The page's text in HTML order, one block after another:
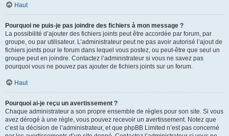
Haut
Pourquoi ne puis-je pas joindre des fichiers à mon message ?
La possibilité d’ajouter des fichiers joints peut être accordée par forum, par
groupe, ou par utilisateur. L’administrateur peut ne pas avoir autorisé l’ajout de
fichiers joints pour le forum dans lequel vous postez, ou peut-être que seul un
groupe peut en joindre. Contactez l’administrateur si vous ne savez pas
pourquoi vous ne pouvez pas ajouter de fichiers joints sur un forum.
Haut
Pourquoi ai-je reçu un avertissement ?
Chaque administrateur a son propre ensemble de règles pour son site. Si vous
avez dérogé à une règle, vous pouvez recevoir un avertissement. Notez que
c’est la décision de l’administrateur, et que phpBB Limited n’est pas concerné